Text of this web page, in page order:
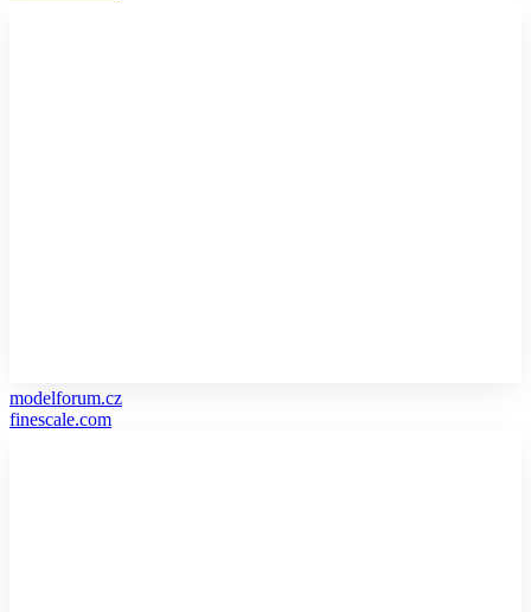
modelforum.cz
finescale.com